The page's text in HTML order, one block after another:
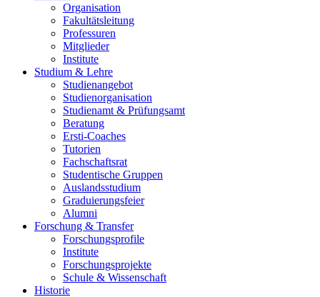
Organisation
Fakultätsleitung
Professuren
Mitglieder
Institute
Studium & Lehre
Studienangebot
Studienorganisation
Studienamt & Prüfungsamt
Beratung
Ersti-Coaches
Tutorien
Fachschaftsrat
Studentische Gruppen
Auslandsstudium
Graduierungsfeier
Alumni
Forschung & Transfer
Forschungsprofile
Institute
Forschungsprojekte
Schule & Wissenschaft
Historie